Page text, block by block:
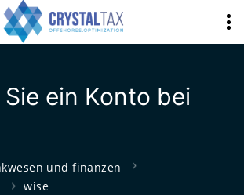
ein Konto bei
und finanzen
wise